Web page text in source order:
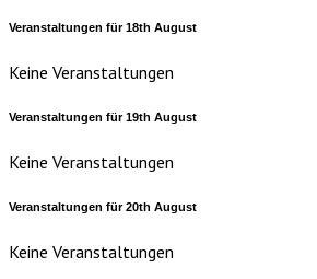
Veranstaltungen für18th August
Keine Veranstaltungen
Veranstaltungen für19th August
Keine Veranstaltungen
Veranstaltungen für20th August
Keine Veranstaltungen